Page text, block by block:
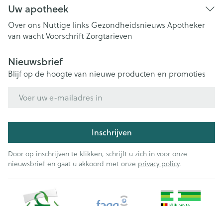
Uw apotheek
Over ons Nuttige links Gezondheidsnieuws Apotheker
van wachtVoorschriftZorgtarieven
Nieuwsbrief
Blijf op de hoogte van nieuwe producten en promoties
Inschrijven
Door op inschrijven te klikken, schrijft u zich in voor onze
nieuwsbrief en gaat u akkoord met onze privacy policy.